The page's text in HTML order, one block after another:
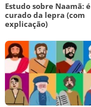
Estudo sobre Naamã: é
curado da lepra (com
explicação)